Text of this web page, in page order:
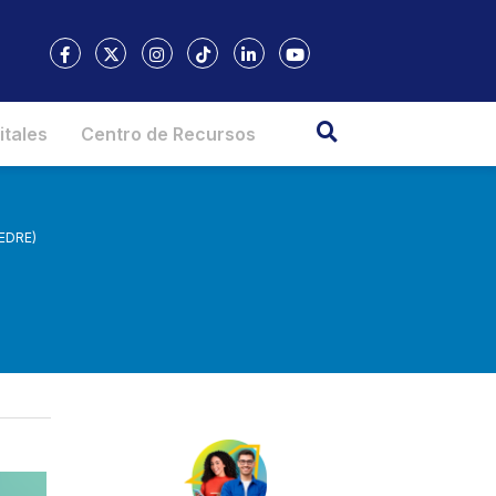
Centro de Recursos